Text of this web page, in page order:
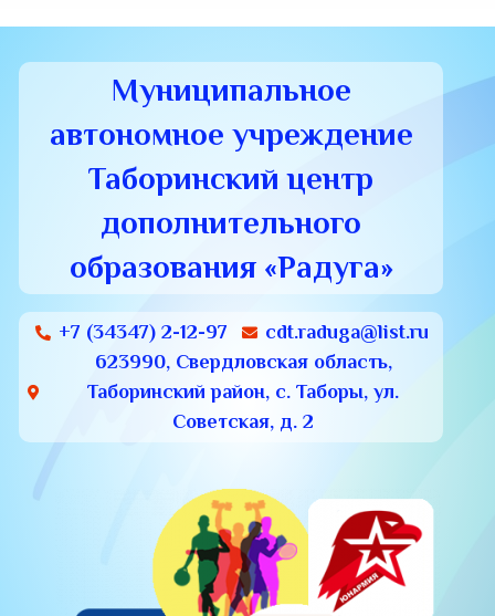
Муниципальное
автономное учреждение
Таборинский центр
дополнительного
образования «Радуга»
+7 (34347) 2-12-97
cdt.raduga@list.ru
623990, Свердловская область,
Таборинский район, с. Таборы, ул.
Советская, д. 2